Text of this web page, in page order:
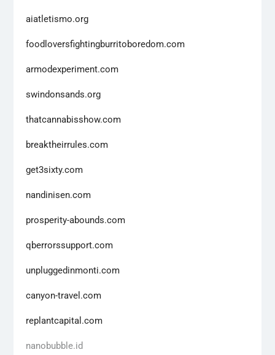
aiatletismo.org
foodloversfightingburritoboredom.com
armodexperiment.com
swindonsands.org
thatcannabisshow.com
breaktheirrules.com
get3sixty.com
nandinisen.com
prosperity-abounds.com
qberrorssupport.com
unpluggedinmonti.com
canyon-travel.com
replantcapital.com
nanobubble.id